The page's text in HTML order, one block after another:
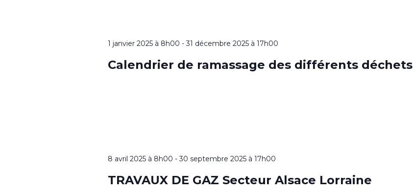
1 janvier 2025 à 8h00 -31 décembre 2025 à 17h00
Calendrier de ramassage des différents déchets
8 avril 2025 à 8h00 -30 septembre 2025 à 17h00
TRAVAUX DE GAZ Secteur Alsace Lorraine